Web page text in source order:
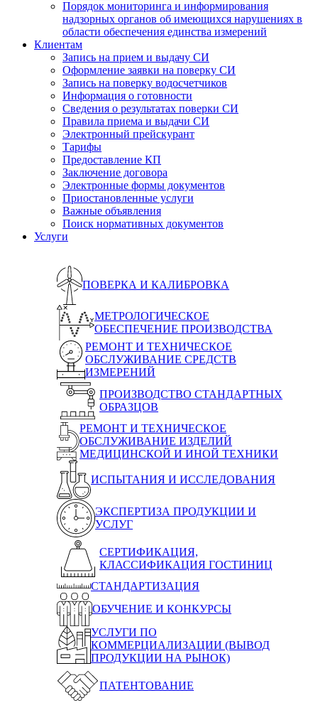
Порядок мониторинга и информирования
надзорных органов об имеющихся нарушениях в
области обеспечения единства измерений
Клиентам
Запись на прием и выдачу СИ
Оформление заявки на поверку СИ
Запись на поверку водосчетчиков
Информация о готовности
Сведения о результатах поверки СИ
Правила приема и выдачи СИ
Электронный прейскурант
Тарифы
Предоставление КП
Заключение договора
Электронные формы документов
Приостановленные услуги
Важные объявления
Поиск нормативных документов
Услуги
ПОВЕРКА И КАЛИБРОВКА
МЕТРОЛОГИЧЕСКОЕ
ОБЕСПЕЧЕНИЕ ПРОИЗВОДСТВА
РЕМОНТ И ТЕХНИЧЕСКОЕ
ОБСЛУЖИВАНИЕ СРЕДСТВ
ИЗМЕРЕНИЙ
ПРОИЗВОДСТВО СТАНДАРТНЫХ
ОБРАЗЦОВ
РЕМОНТ И ТЕХНИЧЕСКОЕ
ОБСЛУЖИВАНИЕ ИЗДЕЛИЙ
МЕДИЦИНСКОЙ И ИНОЙ ТЕХНИКИ
ИСПЫТАНИЯ И ИССЛЕДОВАНИЯ
ЭКСПЕРТИЗА ПРОДУКЦИИ И
УСЛУГ
СЕРТИФИКАЦИЯ,
КЛАССИФИКАЦИЯ ГОСТИНИЦ
СТАНДАРТИЗАЦИЯ
ОБУЧЕНИЕ И КОНКУРСЫ
УСЛУГИ ПО
КОММЕРЦИАЛИЗАЦИИ (ВЫВОД
ПРОДУКЦИИ НА РЫНОК)
ПАТЕНТОВАНИЕ